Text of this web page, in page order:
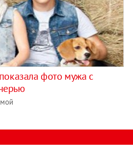
фото мужа с